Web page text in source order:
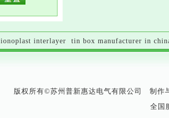
ionoplast interlayer tin box manufacturer in
版权所有©苏州普新惠达电气有限公司 制作
全国